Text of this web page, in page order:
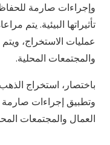
وإجراءات صارمة
تأثيراتها البيئية. يتم
عمليات الاستخراج،
والمجتمعات المحلية.
باختصار، استخراج
وتطبيق إجراءات
العمال والمجتمعات